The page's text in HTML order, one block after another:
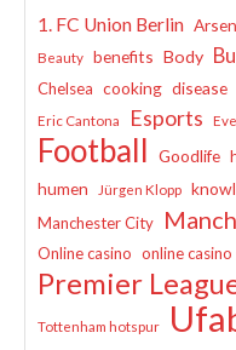
1. FC Union Berlin
Beauty
benefits Body
Chelsea cooking disease
Eric Cantona Esports
Football Goodlife
humen
Jürgen Klopp
Manchester City
Online casino online casino
Premier
Tottenham hotspur